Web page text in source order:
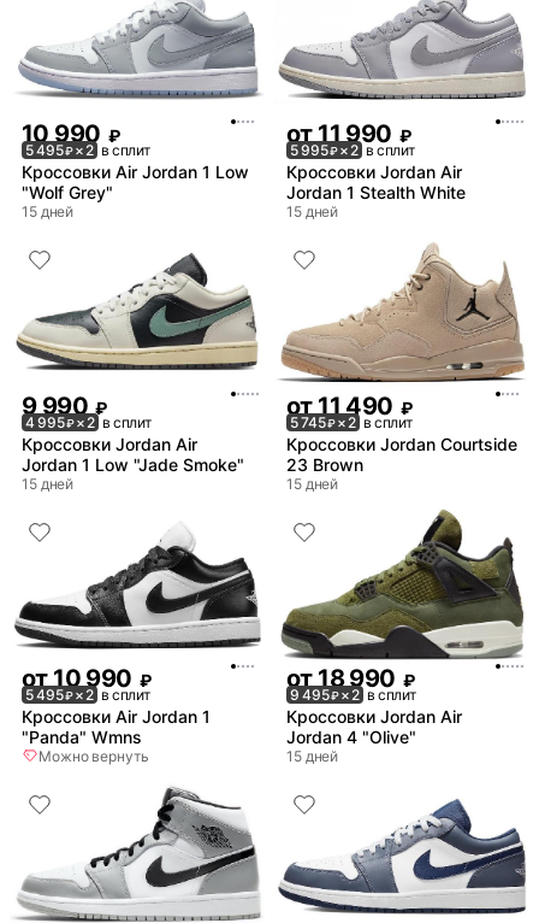
10 990 ₽
5 495₽× 2 в сплит
Кроссовки Air Jordan 1 Low
"Wolf Grey"
15 дней
от11 990 ₽
5 995₽× 2 в сплит
Кроссовки Jordan Air
Jordan 1 Stealth White
15 дней
9 990 ₽
4 995₽× 2 в сплит
Кроссовки Jordan Air
Jordan 1 Low "Jade Smoke"
15 дней
от11 490 ₽
5 745₽× 2 в сплит
Кроссовки Jordan Courtside
23 Brown
15 дней
от 10 990 ₽
5 495₽× 2 в сплит
Кроссовки Air Jordan 1
"Panda" Wmns
Можно вернуть
от 18 990 ₽
9 495₽× 2 в сплит
Кроссовки Jordan Air
Jordan 4 "Olive"
15 дней